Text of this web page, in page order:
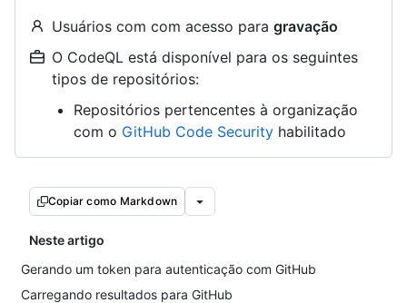
Usuários com com acesso para gravação
O CodeQL está disponível para os seguintes
tipos de repositórios:
Repositórios pertencentes à organização
com o GitHub Code Security habilitado
Copiar como Markdown
Neste artigo
Gerando um token para autenticação com GitHub
Carregando resultados para GitHub